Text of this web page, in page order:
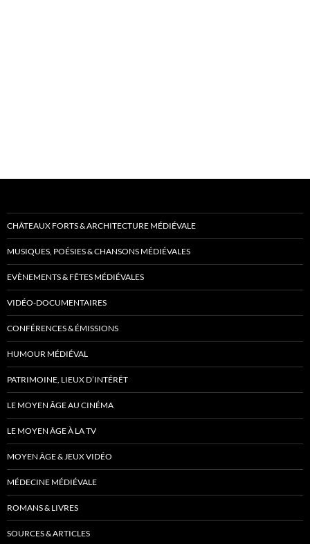
CHÂTEAUX FORTS & ARCHITECTURE MÉDIÉVALE
MUSIQUES, POÉSIES & CHANSONS MÉDIÉVALES
EVÈNEMENTS & FÊTES MÉDIÉVALES
VIDÉO-DOCUMENTAIRES
CONFÉRENCES & ÉMISSIONS
HUMOUR MÉDIÉVAL
PATRIMOINE, LIEUX D’INTÉRÊT
LE MOYEN ÂGE AU CINÉMA
LE MOYEN ÂGE À LA TV
MOYEN ÂGE & JEUX VIDÉO
MÉDECINE MÉDIÉVALE
ROMANS & LIVRES
SOURCES & ARTICLES